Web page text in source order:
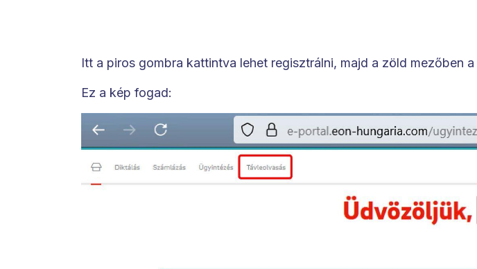
Itt a piros gombra kattintva lehet regisztrálni, majd a zöld mezőben a
Ez a kép fogad: